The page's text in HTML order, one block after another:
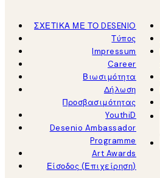
ΣΧΕΤΙΚΑ ΜΕ ΤΟ DESENIO
Τύπος
Impressum
Career
Βιωσιμότητα
Δήλωση
Προσβασιμότητας
YouthiD
Desenio Ambassador
Programme
Art Awards
Είσοδος (Επιχείρηση)